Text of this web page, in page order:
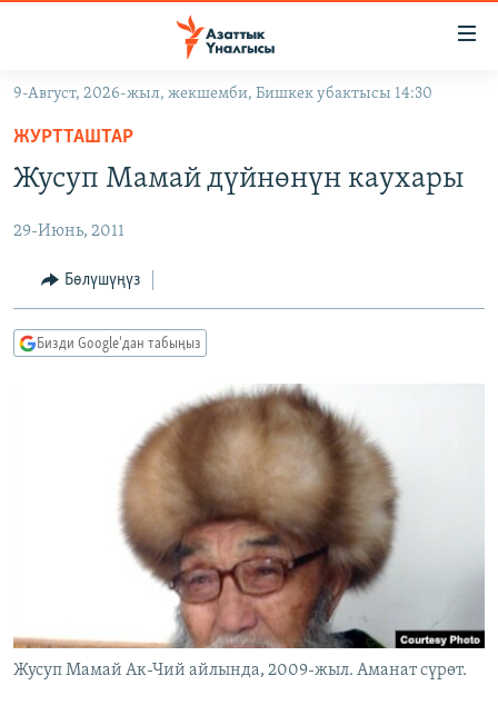
Навигацияга
өтүңүз
Издөөгө
салыңызКЫРГЫЗСТАН
САЯСАТ
ЭКОНОМИКА
ДҮЙНӨ
ДҮЙНӨ
БОРБОР АЗИЯ
УКРАИНА
АТАЙЫН ИЛИКТӨӨ
БҮГҮН АЗАТТЫКТА
ЭКСПЕРТТЕР ТАЛДАЙТ
БИЗ ЖАНА ДҮЙНӨ
ЭЖЕ-СИҢДИЛЕР
ЫҢГАЙСЫЗ СУРООЛОР
ПОДКАСТ
ОНЛАЙН ШЕРИНЕ
ЭЕ/АРнун бардык сайттары
9-Август, 2026-жыл, жекшемби, Бишкек убактысы 14:30
ЖУРТТАШТАР
Жусуп Мамай дүйнөнүн каухары
29-Июнь, 2011
Бөлүшүңүз
Бизди Google'дан табыңыз
Жусуп Мамай Ак-Чий айлында, 2009-жыл. Аманат сүрөт.